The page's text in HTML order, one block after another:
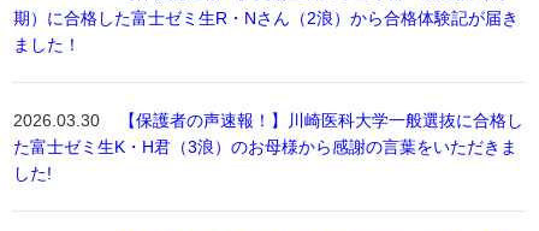
期）に合格した富士ゼミ生R・Nさん（2浪）から合格体験記が届き
ました！
2026.03.30
【保護者の声速報！】川崎医科大学一般選抜に合格し
た富士ゼミ生K・H君（3浪）のお母様から感謝の言葉をいただきま
した!